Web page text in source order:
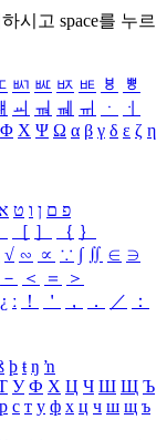
시고 space를 누르
ㅴ ㅵ ㅶ ㅷ ㅸ
ㅹ
ㆉ ㆊ ㆋ ㆌ ㆍ
ㆎ
Φ Χ Ψ Ω α β γ δ ε ζ η
פ ם ן ו ט
［ ］ ｛ ｝
√ ∽ ∝ ∵ ∫ ∬ ∈ ∋
－ ＜ ＝
＞
¿ ː ！ ＇ ， ． ／
：
þ ŧ ŋ ŉ
У Ф Х Ц Ч Ш Щ Ъ
р с т у ф х ц ч ш щ ъ